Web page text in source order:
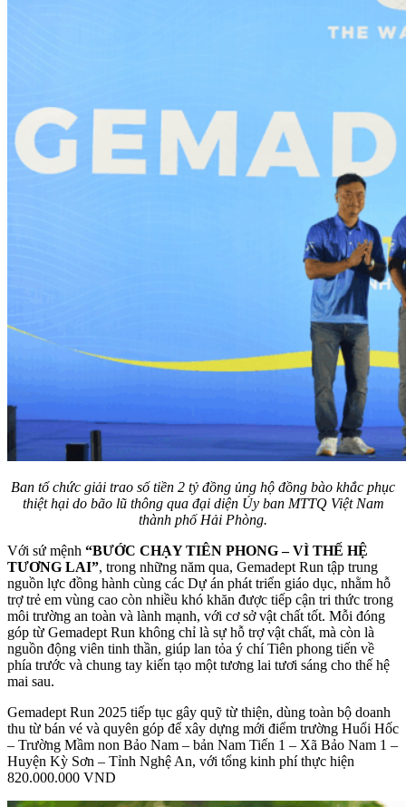
Ban tổ chức giải trao số tiền 2 tỷ đồng ủng hộ đồng bào khắc phục
thiệt hại do bão lũ thông qua đại diện Ủy ban MTTQ Việt Nam
thành phố Hải Phòng.
Với sứ mệnh “BƯỚC CHẠY TIÊN PHONG – VÌ THẾ HỆ
TƯƠNG LAI”, trong những năm qua, Gemadept Run tập trung
nguồn lực đồng hành cùng các Dự án phát triển giáo dục, nhằm hỗ
trợ trẻ em vùng cao còn nhiều khó khăn được tiếp cận tri thức trong
môi trường an toàn và lành mạnh, với cơ sở vật chất tốt. Mỗi đóng
góp từ Gemadept Run không chỉ là sự hỗ trợ vật chất, mà còn là
nguồn động viên tinh thần, giúp lan tỏa ý chí Tiên phong tiến về
phía trước và chung tay kiến tạo một tương lai tươi sáng cho thế hệ
mai sau.
Gemadept Run 2025 tiếp tục gây quỹ từ thiện, dùng toàn bộ doanh
thu từ bán vé và quyên góp để xây dựng mới điểm trường Huổi Hốc
– Trường Mầm non Bảo Nam – bản Nam Tiến 1 – Xã Bảo Nam 1 –
Huyện Kỳ Sơn – Tỉnh Nghệ An, với tổng kinh phí thực hiện
820.000.000 VND